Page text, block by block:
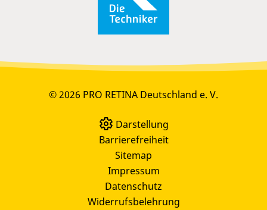
© 2026 PRO RETINA Deutschland e. V.
Darstellung
Barrierefreiheit
Sitemap
Impressum
Datenschutz
Widerrufsbelehrung